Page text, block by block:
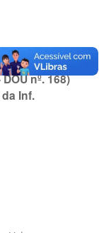
concurso
nº. 168)
Inf.